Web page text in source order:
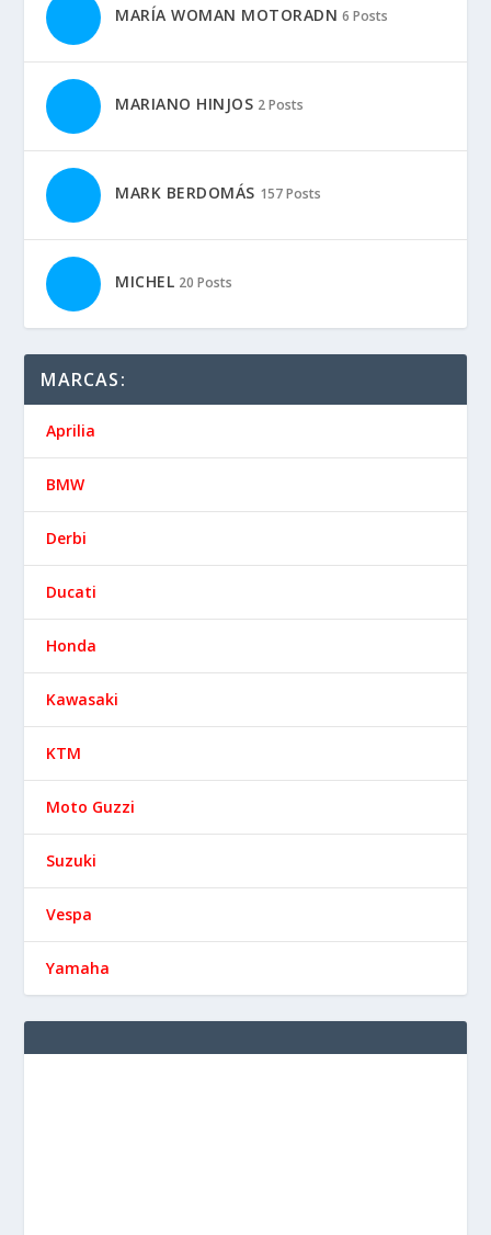
MARÍA WOMAN MOTORADN 6 Posts
MARIANO HINJOS 2 Posts
MARK BERDOMÁS 157 Posts
MICHEL 20 Posts
MARCAS:
Aprilia
BMW
Derbi
Ducati
Honda
Kawasaki
KTM
Moto Guzzi
Suzuki
Vespa
Yamaha